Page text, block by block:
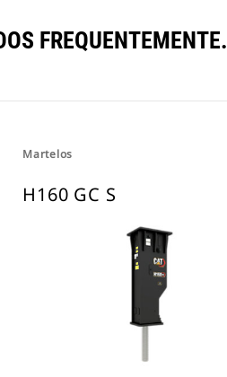
FREQUENTEMENTE.
Martelos
H160 GC S